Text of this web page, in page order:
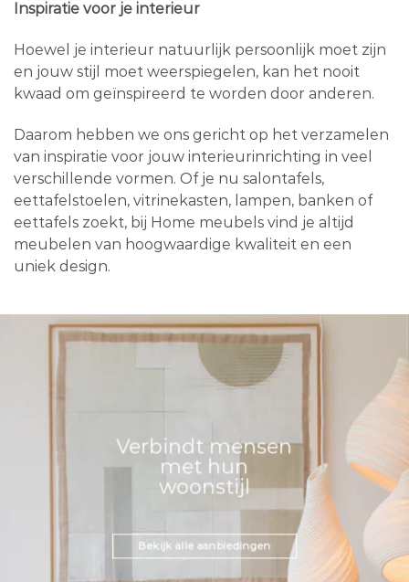
Inspiratie voor je interieur
Hoewel je interieur natuurlijk persoonlijk moet zijn
en jouw stijl moet weerspiegelen, kan het nooit
kwaad om geïnspireerd te worden door anderen.
Daarom hebben we ons gericht op het verzamelen
van inspiratie voor jouw interieurinrichting in veel
verschillende vormen. Of je nu salontafels,
eettafelstoelen, vitrinekasten, lampen, banken of
eettafels zoekt, bij Home meubels vind je altijd
meubelen van hoogwaardige kwaliteit en een
uniek design.
Verbindt mensen
met hun
woonstijl
Bekijk alle aanbiedingen